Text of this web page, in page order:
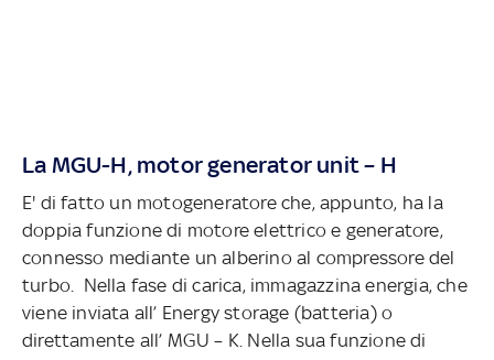
La MGU-H, motor generator unit – H
E' di fatto un motogeneratore che, appunto, ha la
doppia funzione di motore elettrico e generatore,
connesso mediante un alberino al compressore del
turbo. Nella fase di carica, immagazzina energia, che
viene inviata all’ Energy storage (batteria) o
direttamente all’ MGU – K. Nella sua funzione di